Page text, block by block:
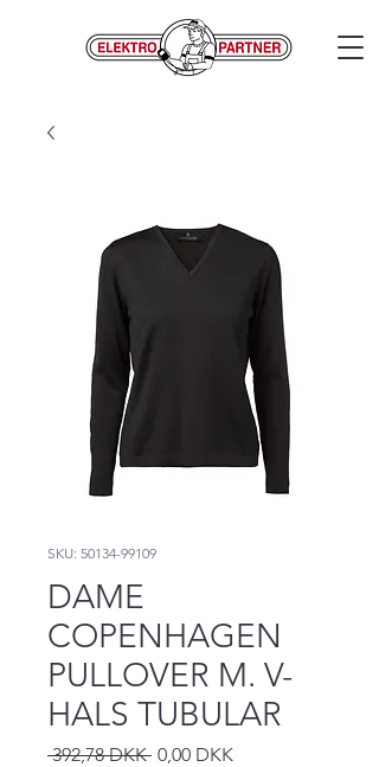
SKU: 50134-99109
DAME
COPENHAGEN
PULLOVER M. V-
HALS TUBULAR
392,78 DKK Vanlig
0,00 DKKSalgspris